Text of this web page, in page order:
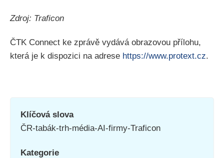
Zdroj: Traficon
ČTK Connect ke zprávě vydává obrazovou přílohu,
která je k dispozici na adrese https://www.protext.cz.
Klíčová slova
ČR-tabák-trh-média-AI-firmy-Traficon
Kategorie